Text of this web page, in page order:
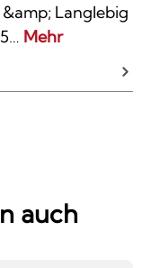
Langlebig
Mehr
auch